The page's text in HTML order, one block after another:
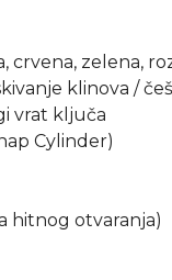
zelena,
klinova /
vrat ključa
Cylinder)
hitnog otvaranja)